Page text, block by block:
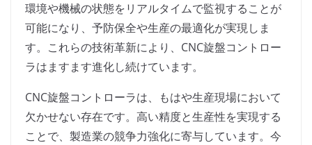
環境や機械の状態をリアルタイムで監視することが
可能になり、予防保全や生産の最適化が実現しま
す。これらの技術革新により、CNC旋盤コントロー
ラはますます進化し続けています。
CNC旋盤コントローラは、もはや生産現場において
欠かせない存在です。高い精度と生産性を実現する
ことで、製造業の競争力強化に寄与しています。今